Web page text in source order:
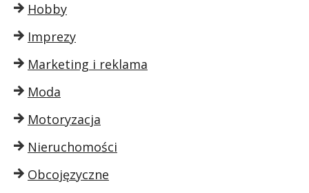
Hobby
Imprezy
Marketing i reklama
Moda
Motoryzacja
Nieruchomości
Obcojęzyczne